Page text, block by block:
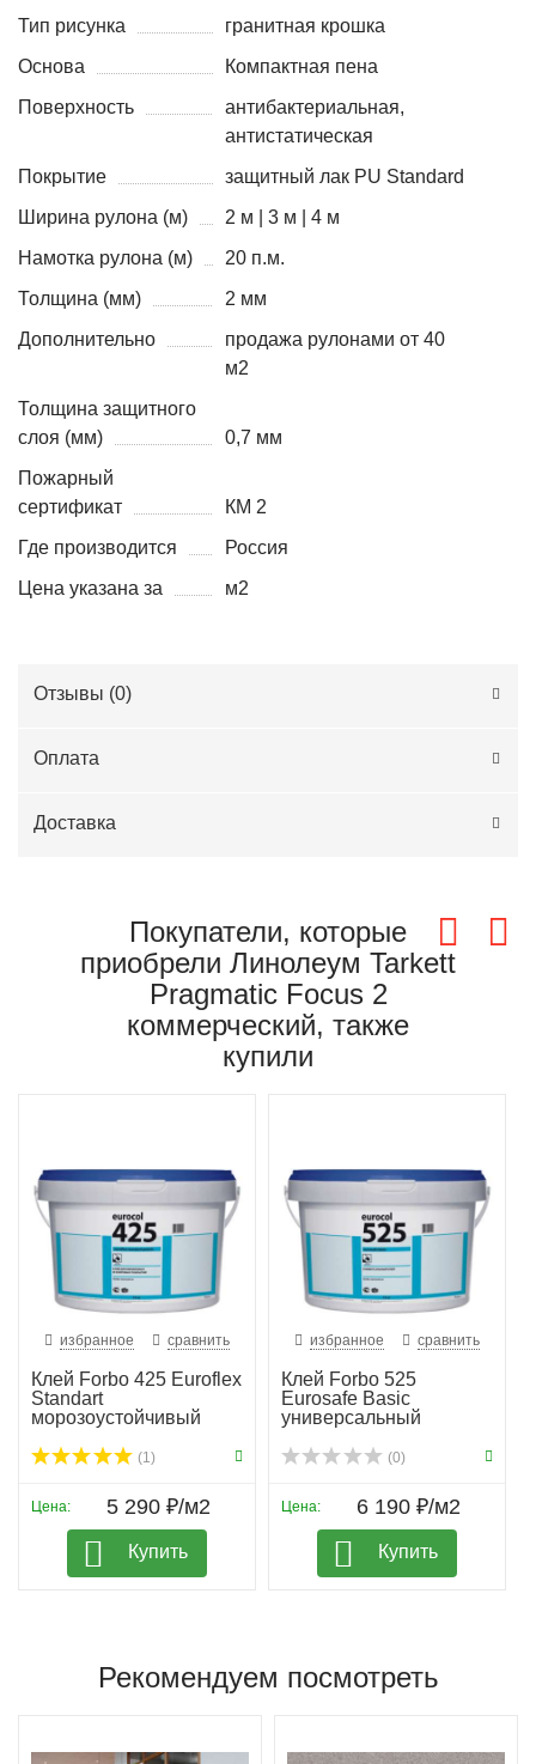
Тип рисунка
гранитная крошка
Основа
Компактная пена
Поверхность
антибактериальная,
антистатическая
Покрытие
защитный лак PU Standard
Ширина рулона (м)
2 м | 3 м | 4 м
Намотка рулона (м)
20 п.м.
Толщина (мм)
2 мм
Дополнительно
продажа рулонами от 40
м2
Толщина защитного
слоя (мм)
0,7 мм
Пожарный
сертификат
КМ 2
Где производится
Россия
Цена указана за
м2
Отзывы (0)
Оплата
Доставка
Покупатели, которые
приобрели Линолеум Tarkett
Pragmatic Focus 2
коммерческий, также
купили
избранное сравнить
Клей Forbo 425 Euroflex
Standart
морозоустойчивый
(1)
Цена: 5 290 ₽/м2
Купить
избранное сравнить
Клей Forbo 525
Eurosafe Basic
универсальный
(0)
Цена: 6 190 ₽/м2
Купить
Рекомендуем посмотреть